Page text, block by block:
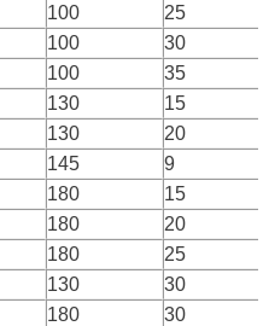
100
25
100
30
100
35
130
15
130
20
145
9
180
15
180
20
180
25
130
30
180
30